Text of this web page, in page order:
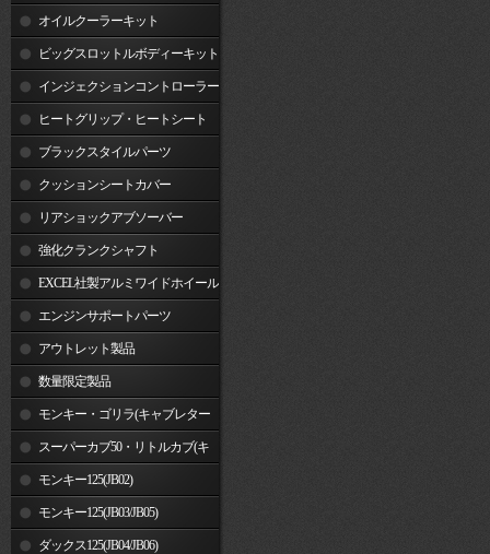
オイルクーラーキット
ビッグスロットルボディーキット
インジェクションコントローラー
ヒートグリップ・ヒートシート
ブラックスタイルパーツ
クッションシートカバー
リアショックアブソーバー
強化クランクシャフト
EXCEL社製アルミワイドホイール
リム エンジンサポートパーツ
アウトレット製品
数量限定製品
モンキー・ゴリラ(キャブレター
車) スーパーカブ50・リトルカブ(キ
ャブレター車)
モンキー125(JB02)
モンキー125(JB03/JB05)
ダックス125(JB04/JB06)